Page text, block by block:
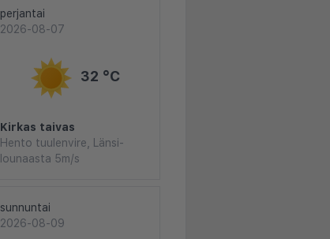
perjantai
2026-08-07
32 °C
Kirkas taivas
Hento tuulenvire, Länsi-
lounaasta 5m/s
sunnuntai
2026-08-09